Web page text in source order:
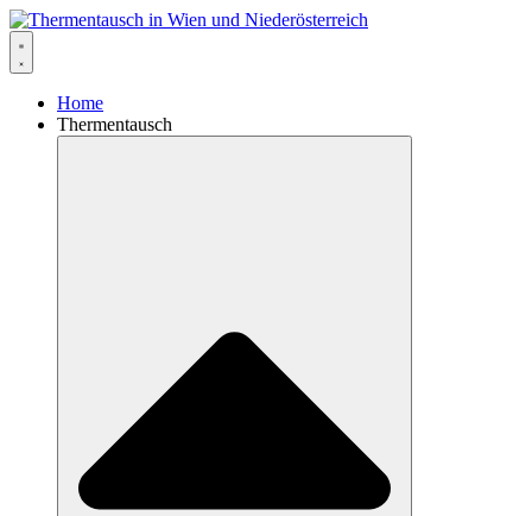
Home
Thermentausch